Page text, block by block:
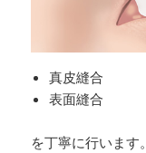
真皮縫合
表面縫合
を丁寧に行います。